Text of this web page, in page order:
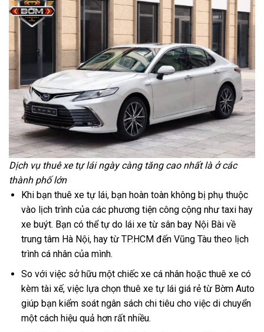
Dịch vụ thuê xe tự lái ngày càng tăng cao nhất là ở các
thành phố lớn
Khi bạn thuê xe tự lái, bạn hoàn toàn không bị phụ thuộc
vào lịch trình của các phương tiện công cộng như taxi hay
xe buýt. Bạn có thể tự do lái xe từ sân bay Nội Bài về
trung tâm Hà Nội, hay từ TP.HCM đến Vũng Tàu theo lịch
trình cá nhân của mình.
So với việc sở hữu một chiếc xe cá nhân hoặc thuê xe có
kèm tài xế, việc lựa chọn thuê xe tự lái giá rẻ từ Bờm Auto
giúp bạn kiểm soát ngân sách chi tiêu cho việc di chuyển
một cách hiệu quả hơn rất nhiều.